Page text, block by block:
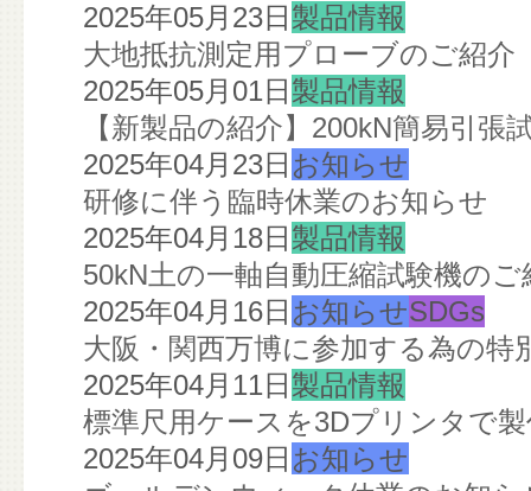
2025年05月23日 製品情報
大地抵抗測定用プローブのご紹介
2025年05月01日 製品情報
【新製品の紹介】200kN簡易引張
2025年04月23日 お知らせ
研修に伴う臨時休業のお知らせ
2025年04月18日 製品情報
50kN土の一軸自動圧縮試験機のご
2025年04月16日 お知らせSDGs
大阪・関西万博に参加する為の特
2025年04月11日 製品情報
標準尺用ケースを3Dプリンタで
2025年04月09日 お知らせ